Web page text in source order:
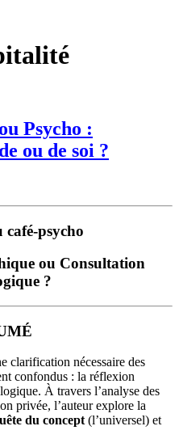
Psycho :
ou de soi ?
psycho
ou Consultation
?
clarification nécessaire des
confondus : la réflexion
À travers l’analyse des
privée, l’auteur explore la
du concept (l’universel) et